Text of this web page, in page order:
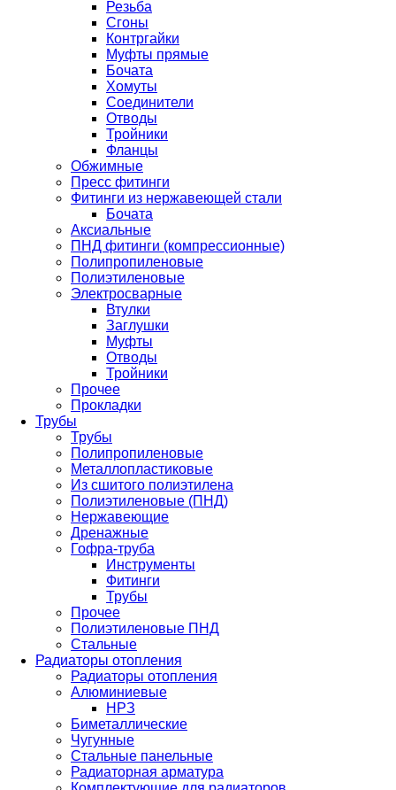
Резьба
Сгоны
Контргайки
Муфты прямые
Бочата
Хомуты
Соединители
Отводы
Тройники
Фланцы
Обжимные
Пресс фитинги
Фитинги из нержавеющей стали
Бочата
Аксиальные
ПНД фитинги (компрессионные)
Полипропиленовые
Полиэтиленовые
Электросварные
Втулки
Заглушки
Муфты
Отводы
Тройники
Прочее
Прокладки
Трубы
Трубы
Полипропиленовые
Металлопластиковые
Из сшитого полиэтилена
Полиэтиленовые (ПНД)
Нержавеющие
Дренажные
Гофра-труба
Инструменты
Фитинги
Трубы
Прочее
Полиэтиленовые ПНД
Стальные
Радиаторы отопления
Радиаторы отопления
Алюминиевые
НРЗ
Биметаллические
Чугунные
Стальные панельные
Радиаторная арматура